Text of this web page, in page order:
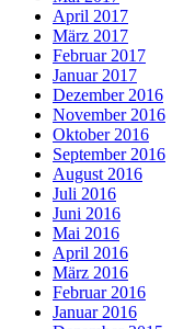
April 2017
März 2017
Februar 2017
Januar 2017
Dezember 2016
November 2016
Oktober 2016
September 2016
August 2016
Juli 2016
Juni 2016
Mai 2016
April 2016
März 2016
Februar 2016
Januar 2016